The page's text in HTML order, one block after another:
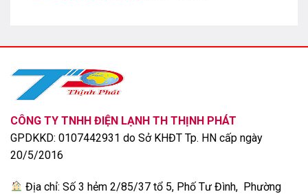
CÔNG TY TNHH ĐIỆN LẠNH TH THỊNH PHÁT
GPDKKD: 0107442931 do Sở KHĐT Tp. HN cấp ngày
20/5/2016
Địa chỉ: Số 3 hẻm 2/85/37 tổ 5, Phố Tư Đình, Phường